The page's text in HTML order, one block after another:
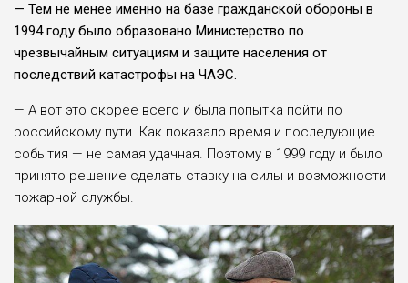
— Тем не менее именно на базе гражданской обороны в
1994 году было образовано Министерство по
чрезвычайным ситуациям и защите населения от
последствий катастрофы на ЧАЭС.
— А вот это скорее всего и была попытка пойти по
российскому пути. Как показало время и последующие
события — не самая удачная. Поэтому в 1999 году и было
принято решение сделать ставку на силы и возможности
пожарной службы.